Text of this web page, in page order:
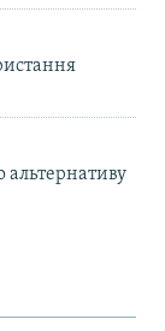
альтернативу